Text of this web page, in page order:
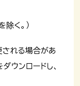
く。）
れる場合があ
ウンロードし、